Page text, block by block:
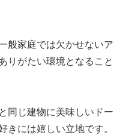
般家庭では欠かせないア
りがたい環境となること
同じ建物に美味しいドー
きには嬉しい立地です。